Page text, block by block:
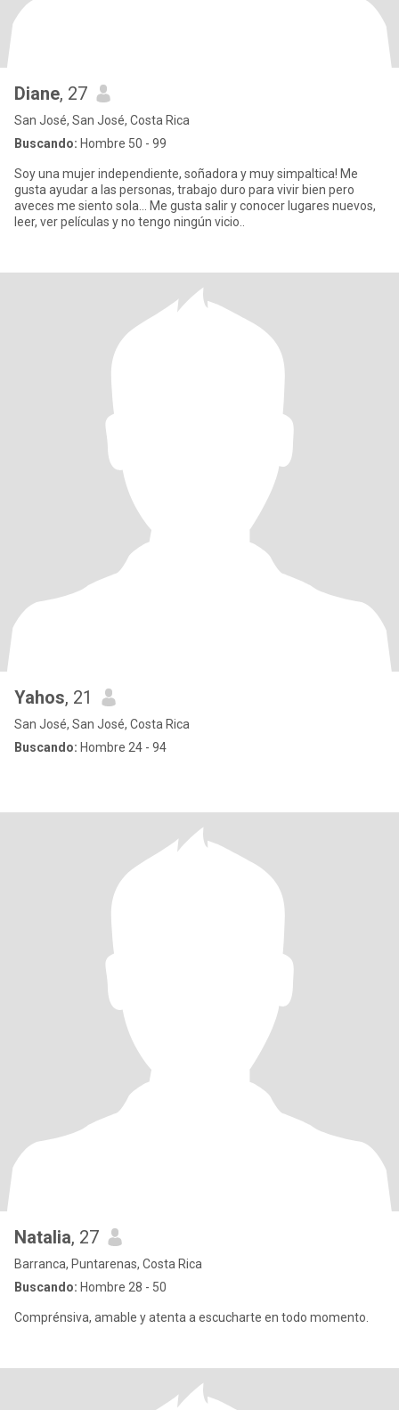
Diane, 27
San José, San José, Costa Rica
Buscando: Hombre 50 - 99
Soy una mujer independiente, soñadora y muy simpaltica! Me
gusta ayudar a las personas, trabajo duro para vivir bien pero
aveces me siento sola... Me gusta salir y conocer lugares nuevos,
leer, ver películas y no tengo ningún vicio..
Yahos, 21
San José, San José, Costa Rica
Buscando: Hombre 24 - 94
Natalia, 27
Barranca, Puntarenas, Costa Rica
Buscando: Hombre 28 - 50
Comprénsiva, amable y atenta a escucharte en todo momento.